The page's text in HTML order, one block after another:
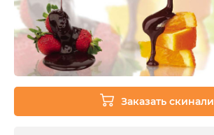
Заказать скинали